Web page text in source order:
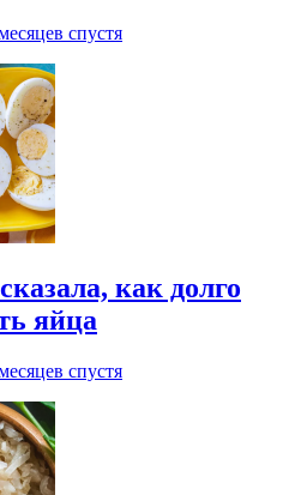
спустя
как долго
яйца
спустя